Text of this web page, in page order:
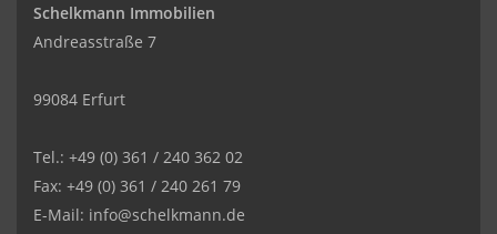
Schelkmann Immobilien
Andreasstraße 7
99084 Erfurt
Tel.: +49 (0) 361 / 240 362 02
Fax: +49 (0) 361 / 240 261 79
E-Mail: info@schelkmann.de